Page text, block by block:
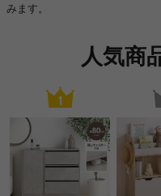
みます。
人気商